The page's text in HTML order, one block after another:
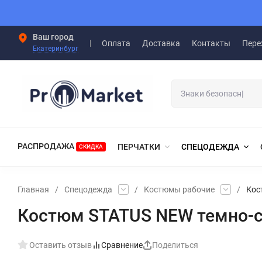
Ваш город
Екатеринбург
Оплата Доставка Контакты
РАСПРОДАЖА СКИДКА ПЕРЧАТКИ СПЕЦОДЕЖДА
Главная / Спецодежда / Костюмы рабочие /
Костюм STATUS NEW
Оставить отзыв Сравнение Поделиться